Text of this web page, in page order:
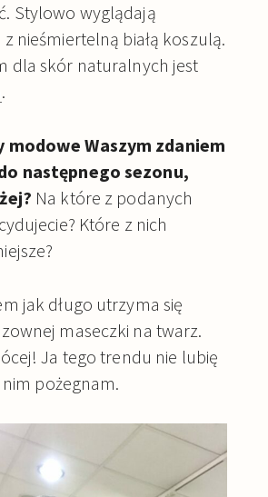
Stylowo wyglądają
nieśmiertelną białą koszulą.
dla skór naturalnych jest
.
Waszym zdaniem
następnego sezonu,
Na które z podanych
Które z nich
jak długo utrzyma się
maseczki na twarz.
Ja tego trendu nie lubię
nim pożegnam.